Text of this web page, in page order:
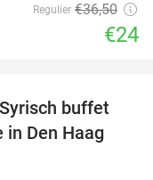
Regulier €36,50
€24
31%
buffet
in Den Haag